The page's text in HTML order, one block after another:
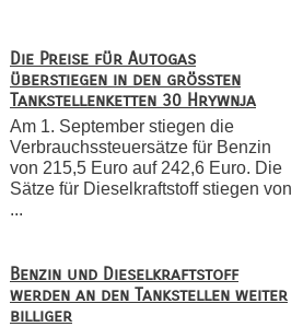
Die Preise für Autogas
überstiegen in den größten
Tankstellenketten 30 Hrywnja
Am 1. September stiegen die
Verbrauchssteuersätze für Benzin
von 215,5 Euro auf 242,6 Euro. Die
Sätze für Dieselkraftstoff stiegen von
...
Benzin und Dieselkraftstoff
werden an den Tankstellen weiter
billiger